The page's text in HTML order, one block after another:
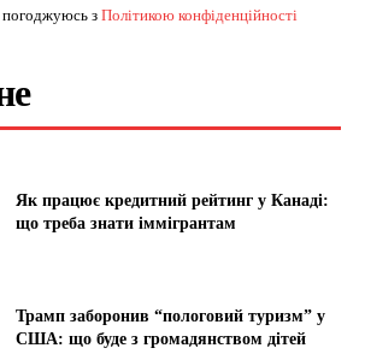
погоджуюсь зПолітикою конфіденційності
Як працює кредитний рейтинг у Канаді:
що треба знати іммігрантам
Трамп заборонив “пологовий туризм” у
США: що буде з громадянством дітей